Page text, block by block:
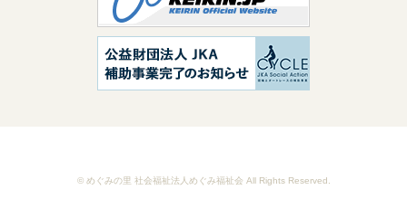
© めぐみの里 社会福祉法人めぐみ福祉会 All Rights Reserved.